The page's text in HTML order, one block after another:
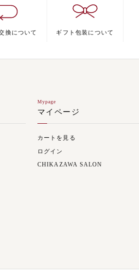
換について ギフト包装について
Mypage
マイページ
カートを見る
ログイン
CHIKAZAWA SALON